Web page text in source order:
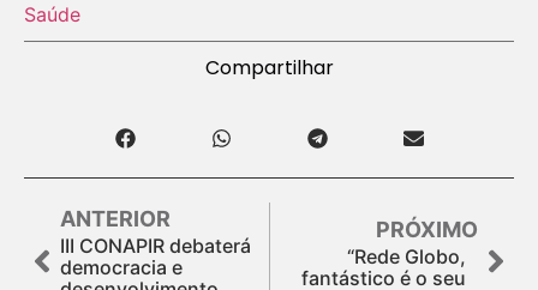
Saúde
Compartilhar
ANTERIOR
III CONAPIR debaterá
democracia e
PRÓXIMO
“Rede Globo,
fantástico é o seu